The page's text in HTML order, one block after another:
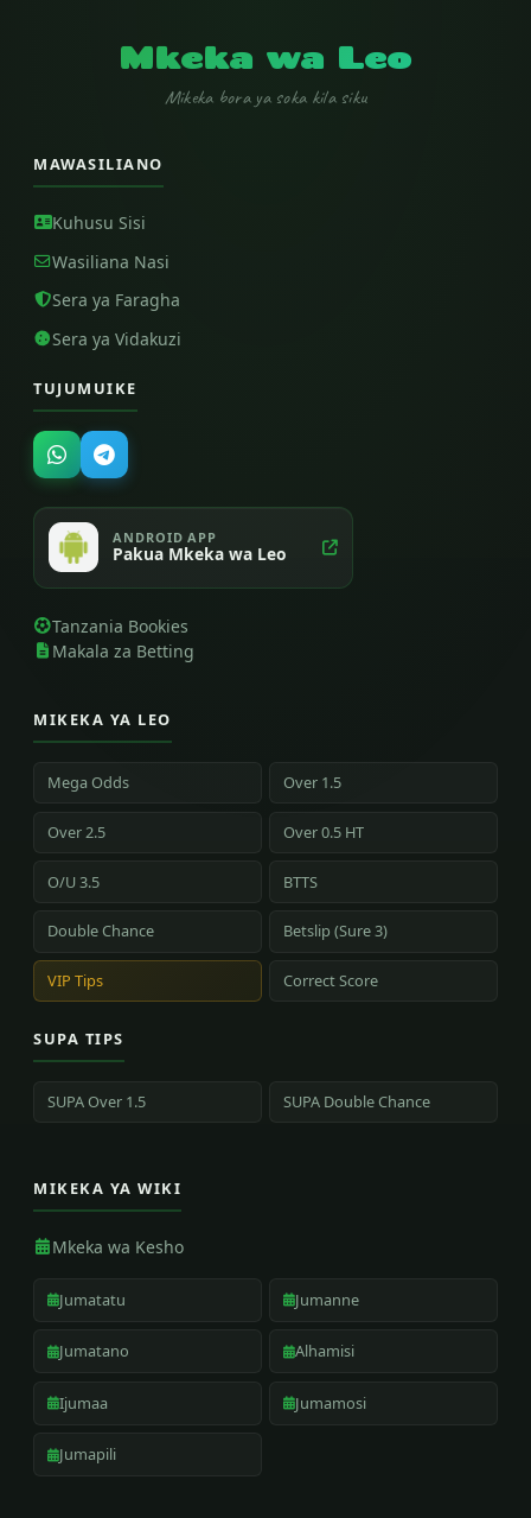
Mkeka wa Leo
Mikeka bora ya soka kila siku
MAWASILIANO
Kuhusu Sisi
Wasiliana Nasi
Sera ya Faragha
Sera ya Vidakuzi
TUJUMUIKE
ANDROID APP
Pakua Mkeka wa Leo
Tanzania Bookies
Makala za Betting
MIKEKA YA LEO
Mega Odds Over 1.5
Over 2.5 Over 0.5 HT
O/U 3.5 BTTS
Double Chance Betslip (Sure 3)
VIP Tips Correct Score
SUPA TIPS
SUPA Over 1.5 SUPA Double Chance
MIKEKA YA WIKI
Mkeka wa Kesho
Jumatatu Jumanne
Jumatano Alhamisi
Ijumaa Jumamosi
Jumapili